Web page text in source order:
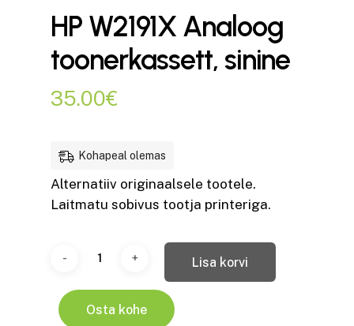
HP W2191X Analoog
toonerkassett, sinine
35.00€
Kohapeal olemas
Alternatiiv originaalsele tootele.
Laitmatu sobivus tootja printeriga.
Lisa korvi
Osta kohe